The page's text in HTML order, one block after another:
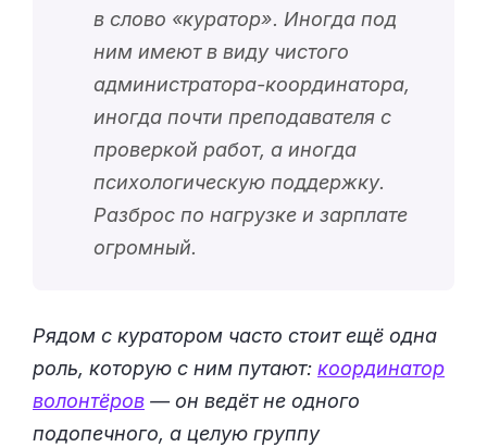
в слово «куратор». Иногда под
ним имеют в виду чистого
администратора-координатора,
иногда почти преподавателя с
проверкой работ, а иногда
психологическую поддержку.
Разброс по нагрузке и зарплате
огромный.
Рядом с куратором часто стоит ещё одна
роль, которую с ним путают: координатор
волонтёров — он ведёт не одного
подопечного, а целую группу